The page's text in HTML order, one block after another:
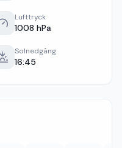
Lufttryck
1008 hPa
Solnedgång
16:45